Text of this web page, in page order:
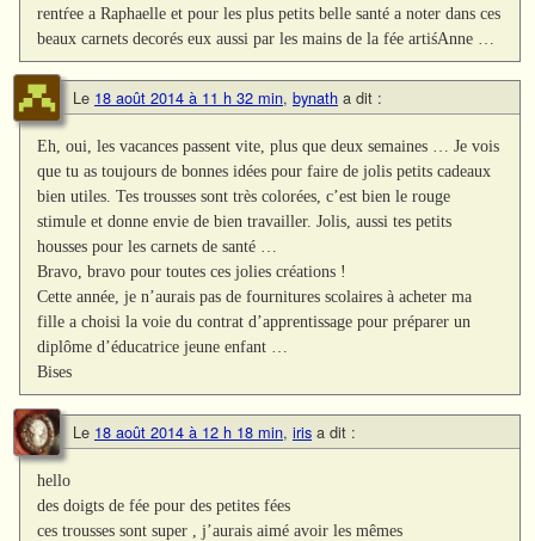
rentŕee a Raphaelle et pour les plus petits belle santé a noter dans ces
beaux carnets decorés eux aussi par les mains de la fée artiśAnne …
Le 18 août 2014 à 11 h 32 min, bynath a dit :
Eh, oui, les vacances passent vite, plus que deux semaines … Je vois
que tu as toujours de bonnes idées pour faire de jolis petits cadeaux
bien utiles. Tes trousses sont très colorées, c’est bien le rouge
stimule et donne envie de bien travailler. Jolis, aussi tes petits
housses pour les carnets de santé …
Bravo, bravo pour toutes ces jolies créations !
Cette année, je n’aurais pas de fournitures scolaires à acheter ma
fille a choisi la voie du contrat d’apprentissage pour préparer un
diplôme d’éducatrice jeune enfant …
Bises
Le 18 août 2014 à 12 h 18 min, iris a dit :
hello
des doigts de fée pour des petites fées
ces trousses sont super , j’aurais aimé avoir les mêmes